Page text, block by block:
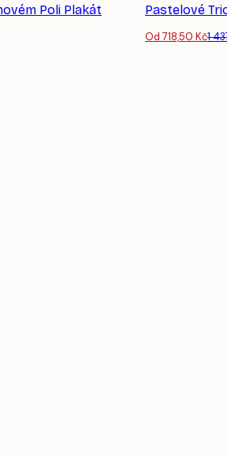
Poli Plakát Pastelové
Od 718,50 Kč1